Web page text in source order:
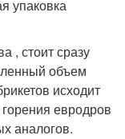
упаковка
, стоит сразу
объем
исходит
евродров
аналогов.